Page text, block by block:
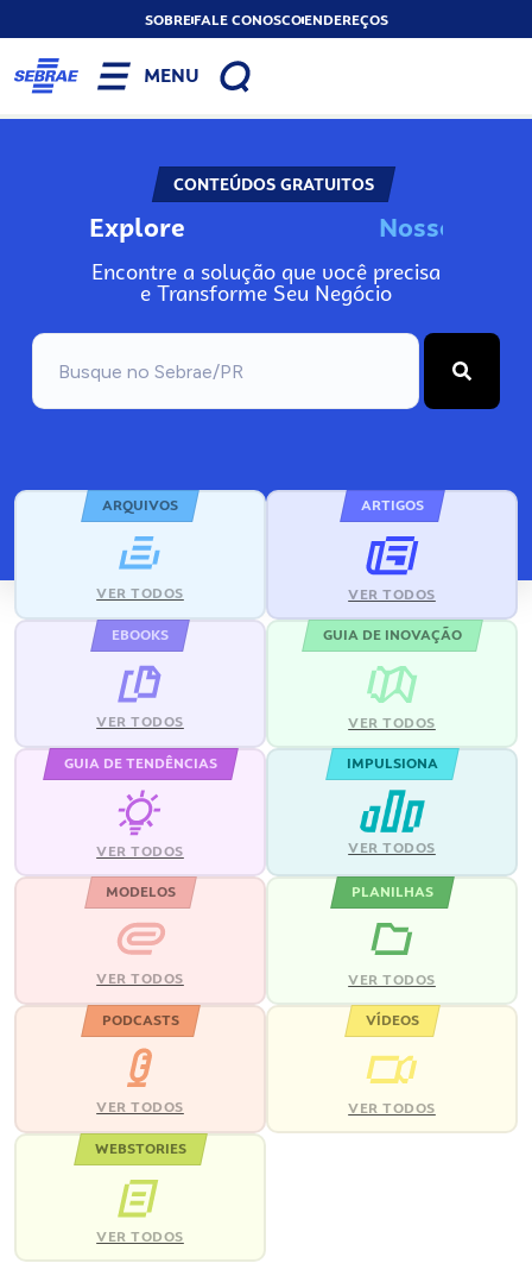
SOBREFALE CONOSCOENDEREÇOS
MENU
CONTEÚDOS GRATUITOS
Explore Nosso
Encontre a solução que você precisa
e Transforme Seu Negócio
ARQUIVOS
VER TODOS
ARTIGOS
VER TODOS
EBOOKS
VER TODOS
GUIA DE INOVAÇÃO
VER TODOS
GUIA DE TENDÊNCIAS
VER TODOS
IMPULSIONA
VER TODOS
MODELOS
VER TODOS
PLANILHAS
VER TODOS
PODCASTS
VER TODOS
VÍDEOS
VER TODOS
WEBSTORIES
VER TODOS